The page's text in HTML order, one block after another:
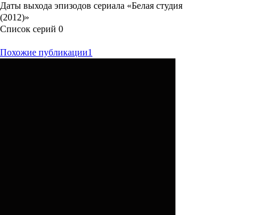
Даты выхода эпизодов сериала «Белая студия
(2012)»
Список серий 0
Похожие публикации1